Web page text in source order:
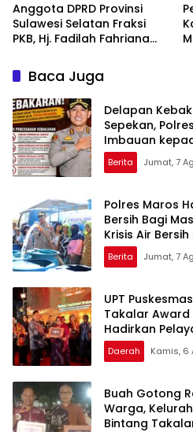
Anggota DPRD Provinsi
Sulawesi Selatan Fraksi
PKB, Hj. Fadilah Fahriana
Takalar Menyalakan
Lentera Pengabdian
Melalui Malam Apresiasi
dan Inovasi Award 2026
Baca Juga
Delapan
Sepekan,
Imbauan
Berita Jumat, 7
Polres Maros
Bersih Bagi
Krisis Air
Berita Jumat, 7
UPT
Takalar Award
Hadirkan
Berkualitas
Daerah Kamis, 6
Buah Gotong
Warga,
Bintang